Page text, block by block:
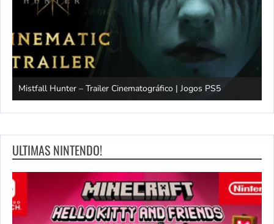
Mistfall Hunter – Trailer Cinematográfico | Jogos PS5
ULTIMAS NINTENDO!